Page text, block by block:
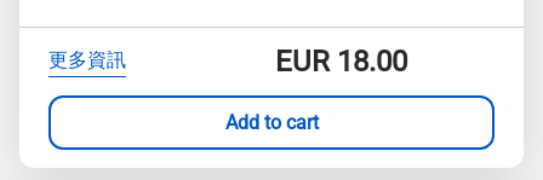
更多資訊 EUR18.00
Add to cart